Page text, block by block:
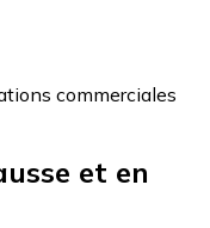
commerciales
et en